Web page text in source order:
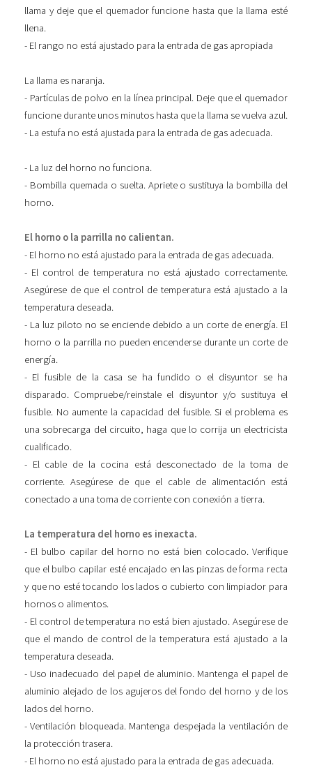
llama y deje que el quemador funcione hasta que la llama esté
llena.
- El rango no está ajustado para la entrada de gas apropiada
La llama es naranja.
- Partículas de polvo en la línea principal. Deje que el quemador
funcione durante unos minutos hasta que la llama se vuelva azul.
- La estufa no está ajustada para la entrada de gas adecuada.
- La luz del horno no funciona.
- Bombilla quemada o suelta. Apriete o sustituya la bombilla del
horno.
El horno o la parrilla no calientan.
- El horno no está ajustado para la entrada de gas adecuada.
- El control de temperatura no está ajustado correctamente.
Asegúrese de que el control de temperatura está ajustado a la
temperatura deseada.
- La luz piloto no se enciende debido a un corte de energía. El
horno o la parrilla no pueden encenderse durante un corte de
energía.
- El fusible de la casa se ha fundido o el disyuntor se ha
disparado. Compruebe/reinstale el disyuntor y/o sustituya el
fusible. No aumente la capacidad del fusible. Si el problema es
una sobrecarga del circuito, haga que lo corrija un electricista
cualificado.
- El cable de la cocina está desconectado de la toma de
corriente. Asegúrese de que el cable de alimentación está
conectado a una toma de corriente con conexión a tierra.
La temperatura del horno es inexacta.
- El bulbo capilar del horno no está bien colocado. Verifique
que el bulbo capilar esté encajado en las pinzas de forma recta
y que no esté tocando los lados o cubierto con limpiador para
hornos o alimentos.
- El control de temperatura no está bien ajustado. Asegúrese de
que el mando de control de la temperatura está ajustado a la
temperatura deseada.
- Uso inadecuado del papel de aluminio. Mantenga el papel de
aluminio alejado de los agujeros del fondo del horno y de los
lados del horno.
- Ventilación bloqueada. Mantenga despejada la ventilación de
la protección trasera.
- El horno no está ajustado para la entrada de gas adecuada.